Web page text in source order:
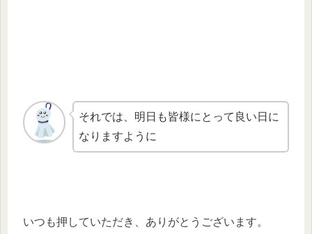
それでは、明日も皆様にとって良い日に
なりますように
いつも押していただき、ありがとうございます。